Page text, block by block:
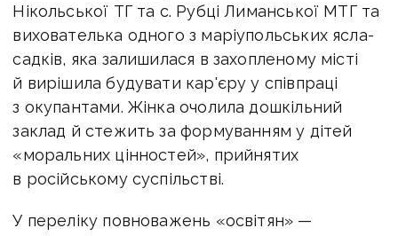
Нікольської ТГ та с. Рубці Лиманської МТГ та
вихователька одного з маріупольських ясла-
садків, яка залишилася в захопленому місті
й вирішила будувати кар'єру у співпраці
з окупантами. Жінка очолила дошкільний
заклад йстежить за формуванням у дітей
«моральних цінностей», прийнятих
в російському суспільстві.
У переліку повноважень «освітян» —